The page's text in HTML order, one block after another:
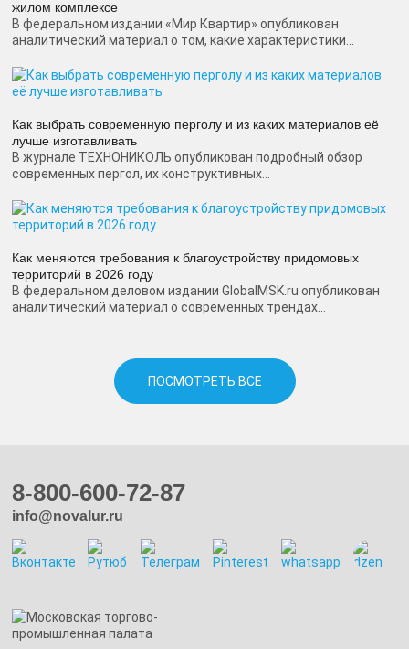
жилом комплексе
В федеральном издании «Мир Квартир» опубликован
аналитический материал о том, какие характеристики...
Как выбрать современную перголу и из каких материалов её
лучше изготавливать
В журнале ТЕХНОНИКОЛЬ опубликован подробный обзор
современных пергол, их конструктивных...
Как меняются требования к благоустройству придомовых
территорий в 2026 году
В федеральном деловом издании GlobalMSK.ru опубликован
аналитический материал о современных трендах...
ПОСМОТРЕТЬ ВСЕ
8-800-600-72-87
info@novalur.ru